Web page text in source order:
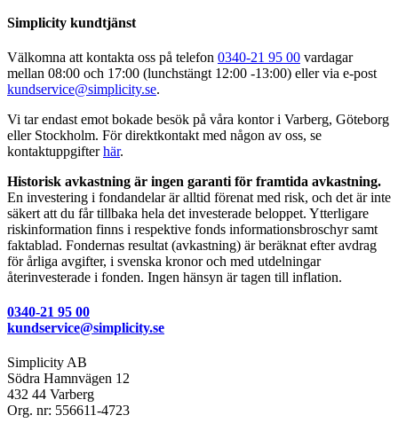
Simplicity kundtjänst
Välkomna att kontakta oss på telefon 0340-21 95 00 vardagar
mellan 08:00 och 17:00 (lunchstängt 12:00 -13:00) eller via e-post
kundservice@simplicity.se.
Vi tar endast emot bokade besök på våra kontor i Varberg, Göteborg
eller Stockholm. För direktkontakt med någon av oss, se
kontaktuppgifterhär.
Historisk avkastning är ingen garanti för framtida avkastning.
En investering i fondandelar är alltid förenat med risk, och det är inte
säkert att du får tillbaka hela det investerade beloppet. Ytterligare
riskinformation finns i respektive fonds informationsbroschyr samt
faktablad. Fondernas resultat (avkastning) är beräknat efter avdrag
för årliga avgifter, i svenska kronor och med utdelningar
återinvesterade i fonden. Ingen hänsyn är tagen till inflation.
0340-21 95 00
kundservice@simplicity.se
Simplicity AB
Södra Hamnvägen 12
432 44 Varberg
Org. nr: 556611-4723